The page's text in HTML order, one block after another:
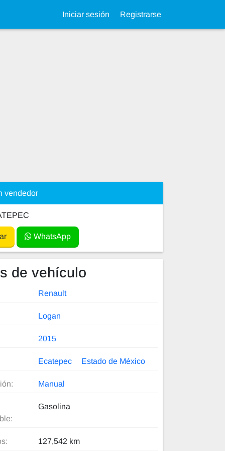
Iniciar sesión Registrarse
vendedor
WhatsApp
de vehículo
Renault
Logan
2015
Ecatepec Estado de México
Manual
Gasolina
127,542 km